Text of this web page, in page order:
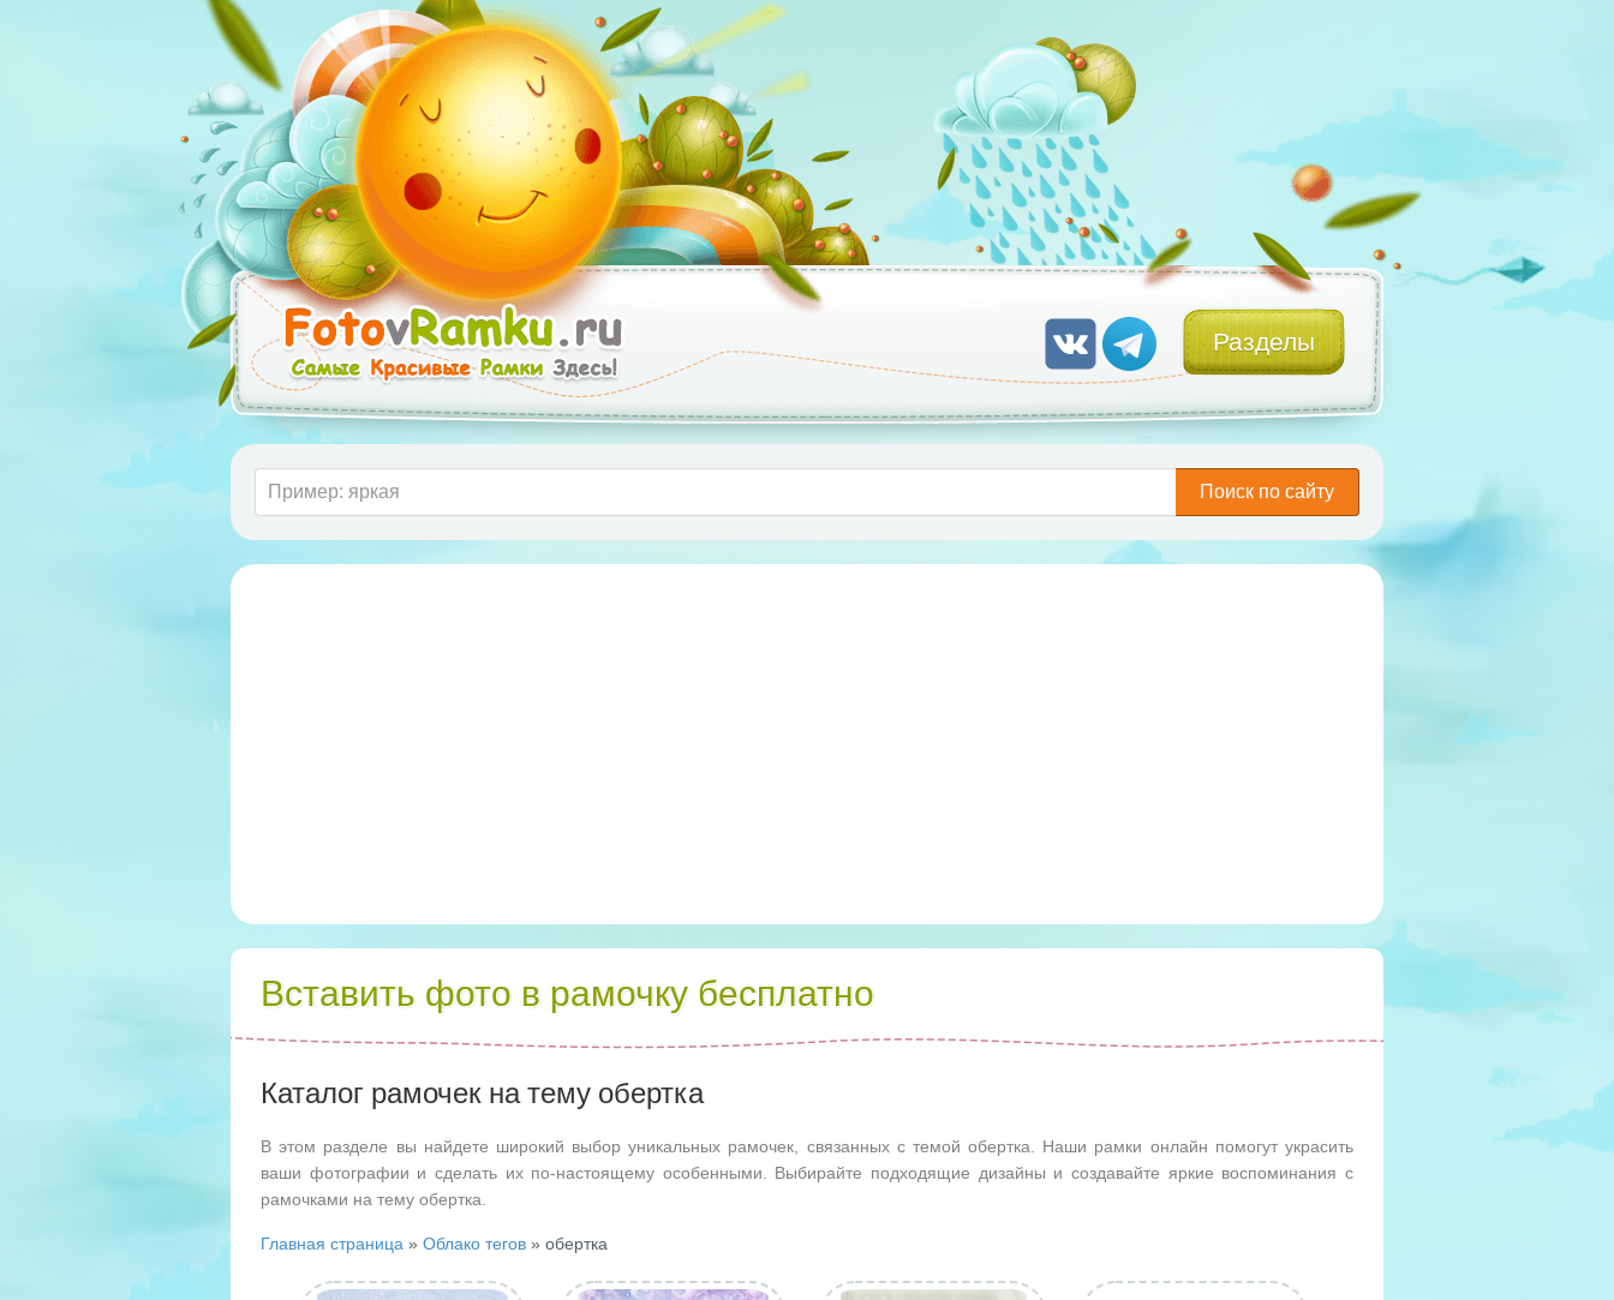
Разделы
Поиск по сайту
Вставить фото в рамочку бесплатно
Каталог рамочек на тему обертка
В этом разделе вы найдете широкий выбор уникальных рамочек, связанных с темой обертка. Наши рамки онлайн помогут украсить
ваши фотографии и сделать их по-настоящему особенными. Выбирайте подходящие дизайны и создавайте яркие воспоминания с
рамочками на тему обертка.
Главная страница » Облако тегов » обертка